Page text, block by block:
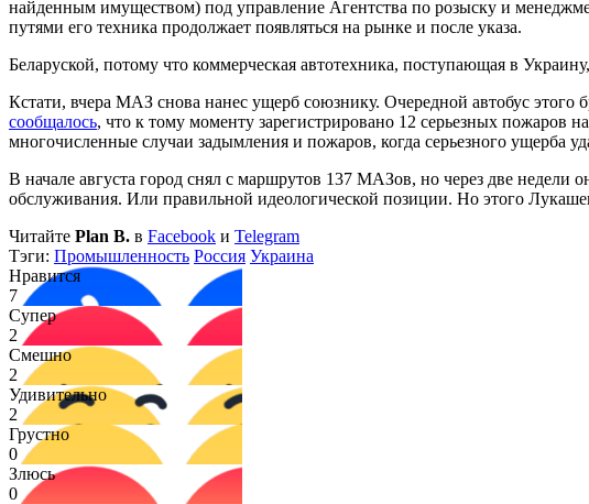
найденным имуществом) под управление Агентства по розыску и
путями его техника продолжает появляться на рынке и после указа.
Беларуской, потому что коммерческая автотехника, поступающая в
Кстати, вчера МАЗ снова нанес ущерб союзнику. Очередной автобус
сообщалось, что к тому моменту зарегистрировано 12 серьезных пожаров
многочисленные случаи задымления и пожаров, когда серьезного ущерба
В начале августа город снял с маршрутов 137 МАЗов, но через две
обслуживания. Или правильной идеологической позиции. Но этого
Читайте Plan B. в Facebook и Telegram
Тэги: Промышленность Россия Украина
Нравится
7
Супер
2
Смешно
2
Удивительно
2
Грустно
0
Злюсь
0